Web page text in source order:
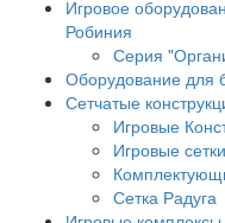
Игровое
Робиния
Серия
Оборудование для
Сетчатые
Игровые
Игровые сетки
Сетка Радуга